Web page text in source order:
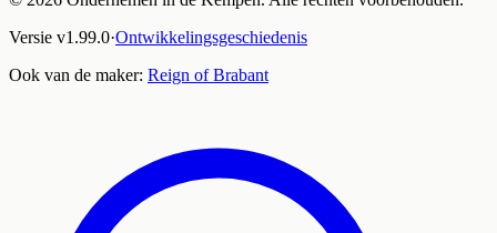
Versie v1.99.0·Ontwikkelingsgeschiedenis
Ook van de maker: Reign of Brabant